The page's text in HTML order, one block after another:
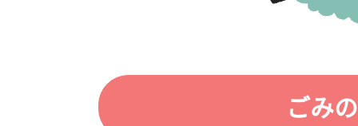
ごみ